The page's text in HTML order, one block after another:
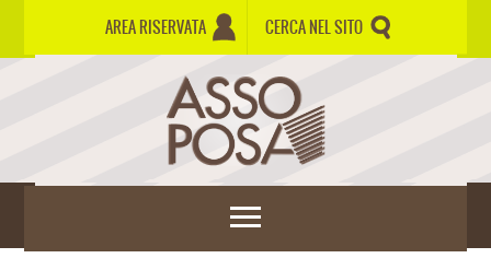
AREA RISERVATA CERCA NEL SITO